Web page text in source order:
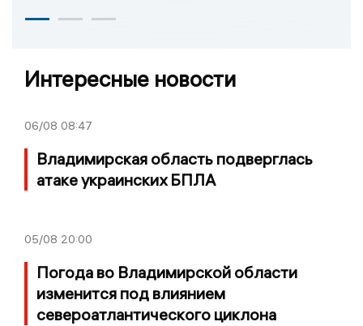
Интересные новости
06/08 08:47
Владимирская область подверглась
атаке украинских БПЛА
05/08 20:00
Погода во Владимирской области
изменится под влиянием
североатлантического циклона